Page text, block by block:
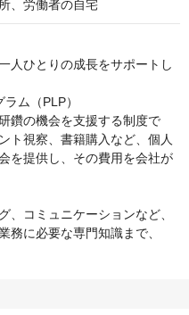
、労働者の自宅
人ひとりの成長をサポートし
ム（PLP）
鑽の機会を支援する制度で
ト視察、書籍購入など、個人
を提供し、その費用を会社が
、コミュニケーションなど、
務に必要な専門知識まで、